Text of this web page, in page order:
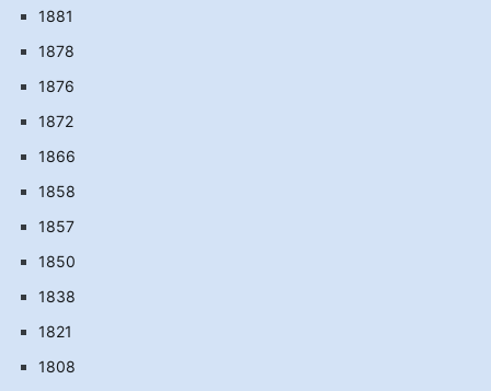
1881
1878
1876
1872
1866
1858
1857
1850
1838
1821
1808